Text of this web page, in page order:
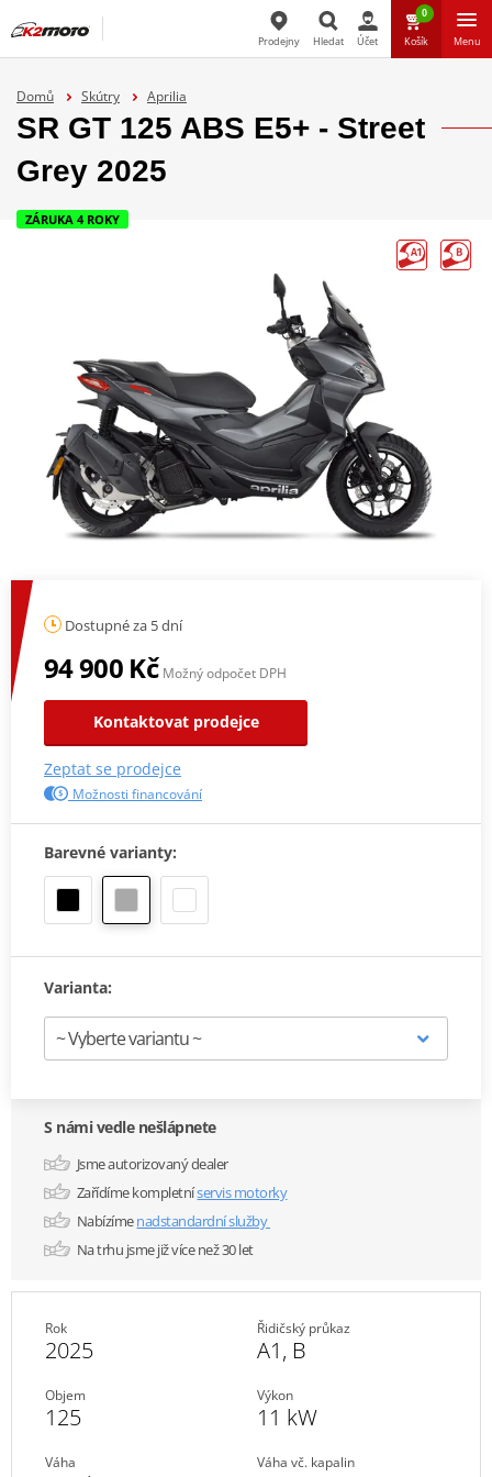
Prodejny Hledat Účet
0
Košík Menu
Domů Skútry Aprilia
SR GT 125 ABS E5+ - Street
Grey 2025
ZÁRUKA 4 ROKY
Dostupné za 5 dní
94 900 Kč Možný odpočet DPH
Kontaktovat prodejce
Zeptat se prodejce
Možnosti financování
Barevné varianty:
Varianta:
S námi vedle nešlápnete
Jsme autorizovaný dealer
Zařídíme kompletníservis motorky
Nabízímenadstandardní služby
Na trhu jsme již více než 30 let
Rok
2025
Řidičský průkaz
A1, B
Objem
125
Výkon
11 kW
Váha Váha vč. kapalin